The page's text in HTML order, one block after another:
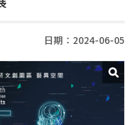
日期：2024-06-05